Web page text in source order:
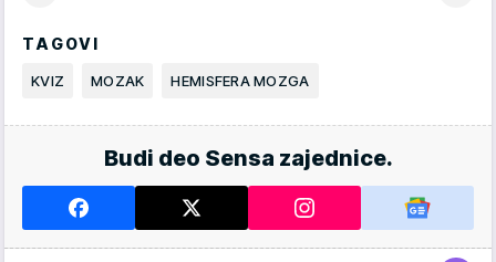
TAGOVI
KVIZ MOZAK HEMISFERA MOZGA
Budi deo Sensa zajednice.